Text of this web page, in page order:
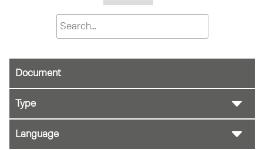
Document